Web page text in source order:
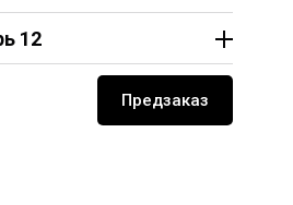
12
Предзаказ